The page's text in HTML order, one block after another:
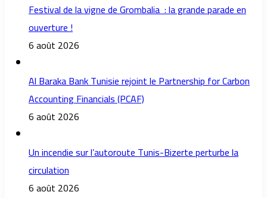
Festival de la vigne de Grombalia : la grande parade en
ouverture !
6 août 2026
Al Baraka Bank Tunisie rejoint le Partnership for Carbon
Accounting Financials (PCAF)
6 août 2026
Un incendie sur l’autoroute Tunis-Bizerte perturbe la
circulation
6 août 2026